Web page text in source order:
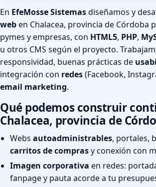
En EfeMosse Sistemasdiseñamos y
weben Chalacea, provincia de Córdoba
pymes y empresas, con HTML5, PHP,
u otros CMS según el proyecto.
responsividad, buenas prácticas de
integración con redes(Facebook,
email marketing.
Qué podemos construir
Chalacea, provincia de
Webs autoadministrables, portales,
carritos de comprasy conexión con
Imagen corporativa en redes:
fanpage y pauta acorde a tu